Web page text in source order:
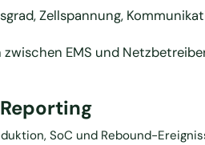
Zellspannung,
EMS und
SoC und Rebound-